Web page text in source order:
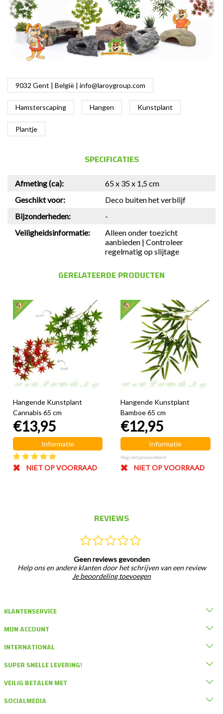
9032 Gent | België | info@laroygroup.com
Hamsterscaping Hangen Kunstplant
Plantje
SPECIFICATIES
Afmeting (ca):
65 x 35 x 1,5 cm
Geschikt voor:
Deco buiten het verblijf
Bijzonderheden:
-
Veiligheidsinformatie:
Alleen onder toezicht
aanbieden | Controleer
regelmatig op slijtage
GERELATEERDE PRODUCTEN
Hangende Kunstplant
Cannabis 65 cm
€13,95
Informatie
NIET OP VOORRAAD
Hangende Kunstplant
Bamboe 65 cm
€12,95
Informatie
Nog niet gewaardeerd
NIET OP VOORRAAD
REVIEWS
Geen reviews gevonden
Help ons en andere klanten door het schrijven van een review
Je beoordeling toevoegen
KLANTENSERVICE
MIJN ACCOUNT
INTERNATIONAL
SUPER SNELLE LEVERING!
VEILIG BETALEN MET
SOCIALMEDIA